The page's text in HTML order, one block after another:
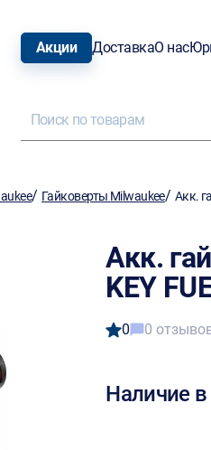
Акции ДоставкаО нас
/ Гайковерты Milwaukee/ Акк.
Акк.
KEY
0 0
Наличие в